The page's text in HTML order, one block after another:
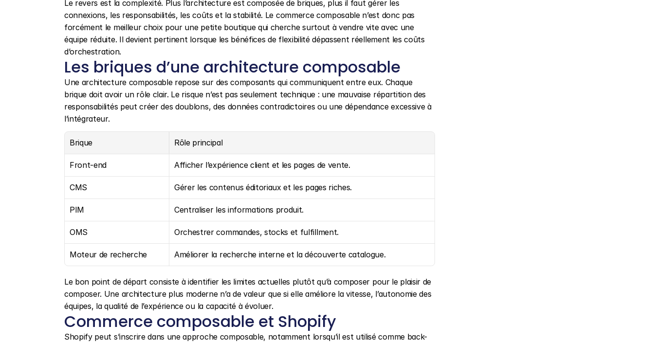
Le revers est la complexité. Plus l’architecture est composée de briques, plus il faut gérer les
connexions, les responsabilités, les coûts et la stabilité. Le commerce composable n’est donc pas
forcément le meilleur choix pour une petite boutique qui cherche surtout à vendre vite avec une
équipe réduite. Il devient pertinent lorsque les bénéfices de flexibilité dépassent réellement les coûts
d’orchestration.
Les briques d’une architecture composable
Une architecture composable repose sur des composants qui communiquent entre eux. Chaque
brique doit avoir un rôle clair. Le risque n’est pas seulement technique : une mauvaise répartition des
responsabilités peut créer des doublons, des données contradictoires ou une dépendance excessive à
l’intégrateur.
Brique Rôle principal
Front-end Afficher l’expérience client et les pages de vente.
CMS Gérer les contenus éditoriaux et les pages riches.
PIM Centraliser les informations produit.
OMS Orchestrer commandes, stocks et fulfillment.
Moteur de recherche Améliorer la recherche interne et la découverte catalogue.
Le bon point de départ consiste à identifier les limites actuelles plutôt qu’à composer pour le plaisir de
composer. Une architecture plus moderne n’a de valeur que si elle améliore la vitesse, l’autonomie des
équipes, la qualité de l’expérience ou la capacité à évoluer.
Commerce composable et Shopify
Shopify peut s’inscrire dans une approche composable, notamment lorsqu’il est utilisé comme back-